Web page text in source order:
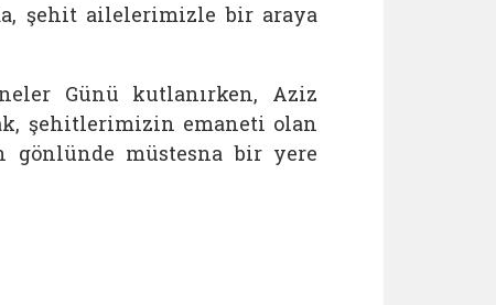
şehit ailelerimizle bir araya
Günü kutlanırken, Aziz
şehitlerimizin emaneti olan
müstesna bir yere